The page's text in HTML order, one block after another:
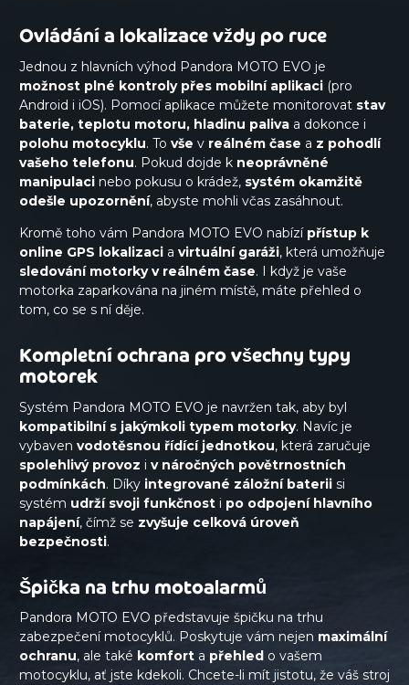
Ovládání a lokalizace vždy po ruce
Jednou z hlavních výhod Pandora MOTO EVO je
možnost plné kontroly přes mobilní aplikaci (pro
Android i iOS). Pomocí aplikace můžete monitorovat stav
baterie, teplotu motoru, hladinu paliva a dokonce i
polohu motocyklu. To vše v reálném čase a z pohodlí
vašeho telefonu. Pokud dojde k neoprávněné
manipulaci nebo pokusu o krádež, systém okamžitě
odešle upozornění, abyste mohli včas zasáhnout.
Kromě toho vám Pandora MOTO EVO nabízí přístup k
online GPS lokalizaci a virtuální garáži, která umožňuje
sledování motorky v reálném čase. I když je vaše
motorka zaparkována na jiném místě, máte přehled o
tom, co se s ní děje.
Kompletní ochrana pro všechny typy
motorek
Systém Pandora MOTO EVO je navržen tak, aby byl
kompatibilní s jakýmkoli typem motorky. Navíc je
vybaven vodotěsnou řídící jednotkou, která zaručuje
spolehlivý provoz i v náročných povětrnostních
podmínkách. Díky integrované záložní baterii si
systém udrží svoji funkčnost i po odpojení hlavního
napájení, čímž se zvyšuje celková úroveň
bezpečnosti.
Špička na trhu motoalarmů
Pandora MOTO EVO představuje špičku na trhu
zabezpečení motocyklů. Poskytuje vám nejen maximální
ochranu, ale také komfort a přehled o vašem
motocyklu, ať jste kdekoli. Chcete-li mít jistotu, že váš stroj